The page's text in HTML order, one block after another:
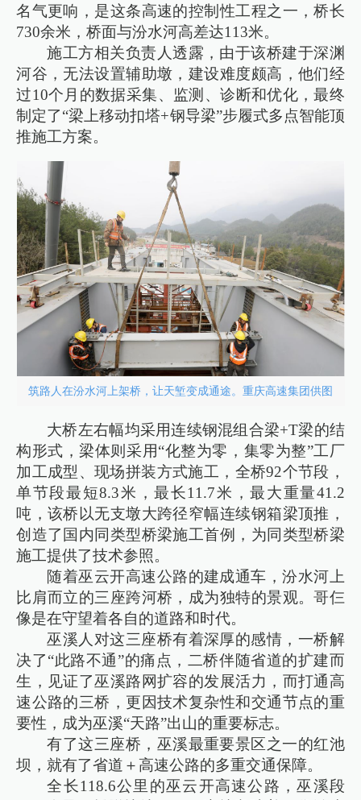
名气更响，是这条高速的控制性工程之一，桥长
730余米，桥面与汾水河高差达113米。
施工方相关负责人透露，由于该桥建于深渊
河谷，无法设置辅助墩，建设难度颇高，他们经
过10个月的数据采集、监测、诊断和优化，最终
制定了“梁上移动扣塔+钢导梁”步履式多点智能顶
推施工方案。
筑路人在汾水河上架桥，让天堑变成通途。重庆高速集团供图
大桥左右幅均采用连续钢混组合梁+T梁的结
构形式，梁体则采用“化整为零，集零为整”工厂
加工成型、现场拼装方式施工，全桥92个节段，
单节段最短8.3米，最长11.7米，最大重量41.2
吨，该桥以无支墩大跨径窄幅连续钢箱梁顶推，
创造了国内同类型桥梁施工首例，为同类型桥梁
施工提供了技术参照。
随着巫云开高速公路的建成通车，汾水河上
比肩而立的三座跨河桥，成为独特的景观。哥仨
像是在守望着各自的道路和时代。
巫溪人对这三座桥有着深厚的感情，一桥解
决了“此路不通”的痛点，二桥伴随省道的扩建而
生，见证了巫溪路网扩容的发展活力，而打通高
速公路的三桥，更因技术复杂性和交通节点的重
要性，成为巫溪“天路”出山的重要标志。
有了这三座桥，巫溪最重要景区之一的红池
坝，就有了省道＋高速公路的多重交通保障。
全长118.6公里的巫云开高速公路，巫溪段